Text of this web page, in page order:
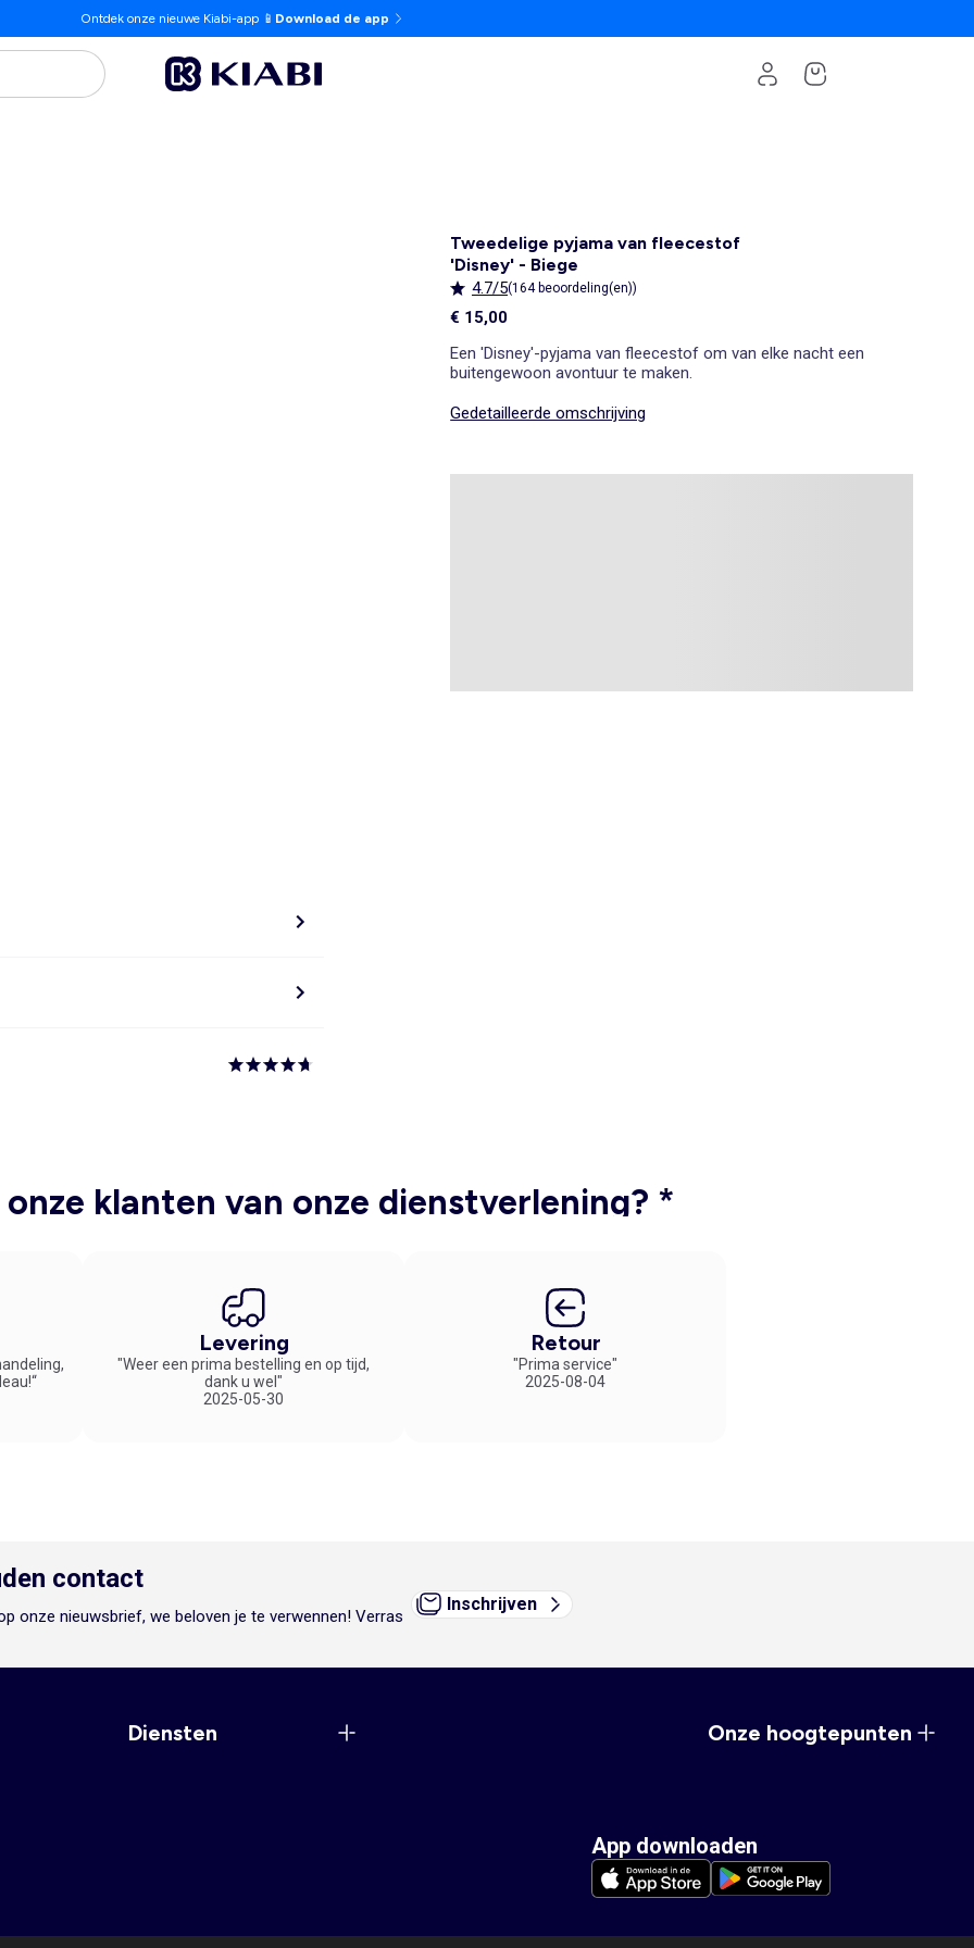
Ontdek onze nieuwe Kiabi-app 📱 Download de app
Tweedelige pyjama van fleecestof
'Disney' - Biege
4.7/5(164 beoordeling(en))
€ 15,00
Een 'Disney'-pyjama van fleecestof om van elke nacht een
buitengewoon avontuur te maken.
Gedetailleerde omschrijving
klanten van onze dienstverlening? *
Levering
"Weer een prima bestelling en op tijd,
dank u wel"
2025-05-30
Retour
"Prima service"
2025-08-04
contact
onze nieuwsbrief, we beloven je te verwennen! Verras
Inschrijven
Diensten Onze hoogtepunten
App downloaden